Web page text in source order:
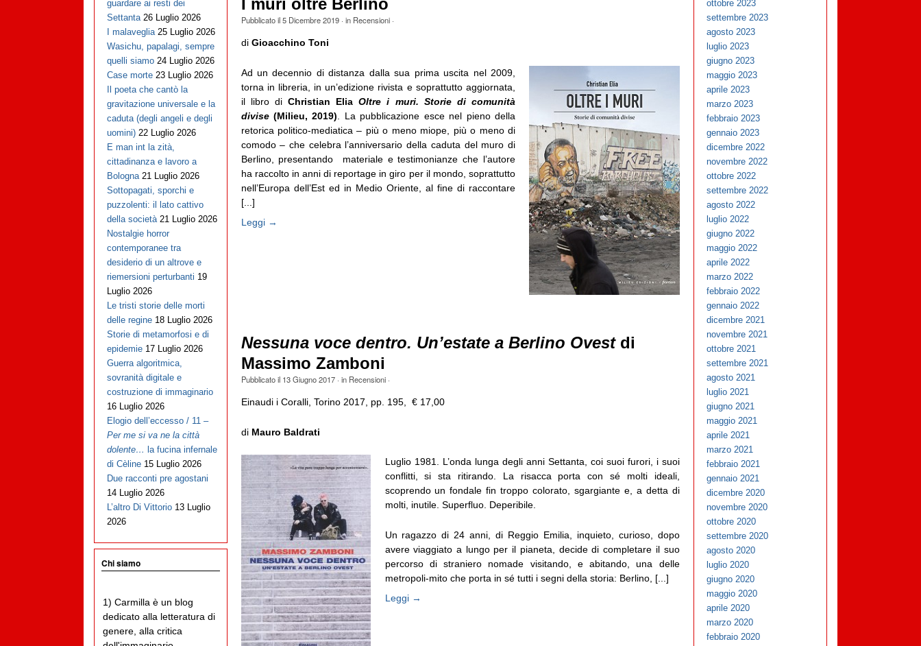
I muri oltre Berlino
Pubblicato il5 Dicembre 2019· in Recensioni·
di Gioacchino Toni
Ad un decennio di distanza dalla sua prima uscita nel 2009,
torna in libreria, in un’edizione rivista e soprattutto aggiornata,
il libro di Christian EliaOltre i muri. Storie di comunità
divise(Milieu, 2019) . La pubblicazione esce nel pieno della
retorica politico-mediatica – più o meno miope, più o meno di
comodo – che celebra l’anniversario della caduta del muro di
Berlino, presentando materiale e testimonianze che l’autore
ha raccolto in anni di reportage in giro per il mondo, soprattutto
nell’Europa dell’Est ed in Medio Oriente, al fine di raccontare
[...]
Leggi →
Nessuna voce dentro. Un’estate a Berlino Ovestdi
Massimo Zamboni
Pubblicato il 13 Giugno 2017· in Recensioni·
Einaudi i Coralli, Torino 2017, pp. 195, € 17,00
di Mauro Baldrati
Luglio 1981. L’onda lunga degli anni Settanta, coi suoi furori, i suoi
conflitti, si sta ritirando. La risacca porta con sé molti ideali,
scoprendo un fondale fin troppo colorato, sgargiante e, a detta di
molti, inutile. Superfluo. Deperibile.
Un ragazzo di 24 anni, di Reggio Emilia, inquieto, curioso, dopo
avere viaggiato a lungo per il pianeta, decide di completare il suo
percorso di straniero nomade visitando, e abitando, una delle
metropoli-mito che porta in sé tutti i segni della storia: Berlino, [...]
Leggi →
guardare ai resti dei
Settanta 26 Luglio 2026
I malaveglia 25 Luglio 2026
Wasichu, papalagi, sempre
quelli siamo 24 Luglio 2026
Case morte 23 Luglio 2026
Il poeta che cantò la
gravitazione universale e la
caduta (degli angeli e degli
uomini) 22 Luglio 2026
E man int la zità,
cittadinanza e lavoro a
Bologna 21 Luglio 2026
Sottopagati, sporchi e
puzzolenti: il lato cattivo
della società 21 Luglio 2026
Nostalgie horror
contemporanee tra
desiderio di un altrove e
riemersioni perturbanti 19
Luglio 2026
Le tristi storie delle morti
delle regine 18 Luglio 2026
Storie di metamorfosi e di
epidemie 17 Luglio 2026
Guerra algoritmica,
sovranità digitale e
costruzione di immaginario
16 Luglio 2026
Elogio dell’eccesso / 11 –
Per me si va ne la città
dolente… la fucina infernale
di Cèline 15 Luglio 2026
Due racconti pre agostani
14 Luglio 2026
L’altro Di Vittorio 13 Luglio
2026
Chi siamo
1) Carmilla è un blog
dedicato alla letteratura di
genere, alla critica
ottobre 2023
settembre 2023
agosto 2023
luglio 2023
giugno 2023
maggio 2023
aprile 2023
marzo 2023
febbraio 2023
gennaio 2023
dicembre 2022
novembre 2022
ottobre 2022
settembre 2022
agosto 2022
luglio 2022
giugno 2022
maggio 2022
aprile 2022
marzo 2022
febbraio 2022
gennaio 2022
dicembre 2021
novembre 2021
ottobre 2021
settembre 2021
agosto 2021
luglio 2021
giugno 2021
maggio 2021
aprile 2021
marzo 2021
febbraio 2021
gennaio 2021
dicembre 2020
novembre 2020
ottobre 2020
settembre 2020
agosto 2020
luglio 2020
giugno 2020
maggio 2020
aprile 2020
marzo 2020
febbraio 2020